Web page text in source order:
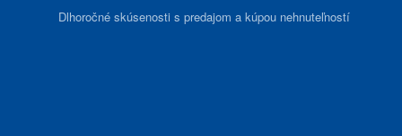
Dlhoročné skúsenosti s predajom a kúpou nehnuteľností